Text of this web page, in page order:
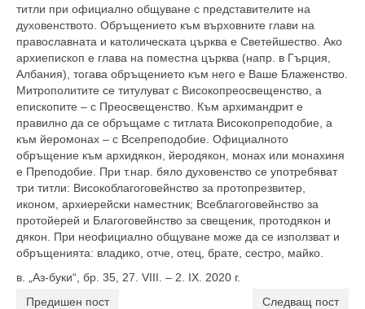
титли при официално общуване с представителите на
духовенството. Обръщението към върховните глави на
православната и католическата църква е Светейшество. Ако
архиепископ е глава на поместна църква (напр. в Гърция,
Албания), тогава обръщението към него е Ваше Блаженство.
Митрополитите се титулуват с Високопреосвещенство, а
епископите – с Преосвещенство. Към архимандрит е
правилно да се обръщаме с титлата Високопреподобие, а
към йеромонах – с Всепреподобие. Официалното
обръщение към архидякон, йеродякон, монах или монахиня
е Преподобие. При т.нар. бяло духовенство се употребяват
три титли: Високоблагоговейнство за протопрезвитер,
иконом, архиерейски наместник; Всеблагоговейнство за
протойерей и Благоговейнство за свещеник, протодякон и
дякон. При неофициално общуване може да се използват и
обръщенията: владико, отче, отец, брате, сестро, майко.
в. „Аз-буки“, бр. 35, 27. VIII. – 2. IX. 2020 г.
Предишен пост
Следващ пост